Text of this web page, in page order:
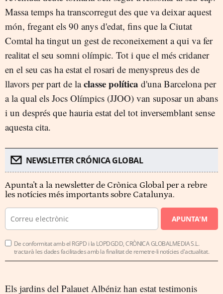
Massa temps ha transcorregut des que va deixar aquest
món, fregant els 90 anys d'edat, fins que la Ciutat
Comtal ha tingut un gest de reconeixement a qui va fer
realitat el seu somni olímpic. Tot i que el més cridaner
en el seu cas ha estat el rosari de menyspreus des de
llavors per part de laclasse política d'una Barcelona per
a la qual els Jocs Olímpics (JJOO) van suposar un abans
i un després que hauria estat del tot inversemblant sense
aquesta cita.
NEWSLETTER CRÓNICA GLOBAL
Apunta't a la newsletter de Crònica Global per a rebre
les notícies més importants sobre Catalunya.
APUNTA'M
De conformitat amb el RGPD i la LOPDGDD, CRÒNICA GLOBALMEDIA S.L.
tractarà les dades facilitades amb la finalitat de remetre-li notícies d'actualitat.
Els jardins del Palauet Albéniz han estat testimonis